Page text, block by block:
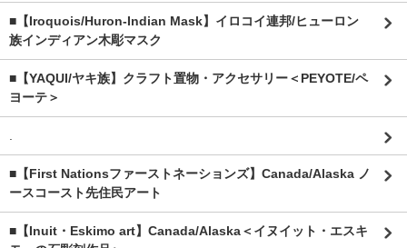
■【Iroquois/Huron-Indian Mask】イロコイ連邦/ヒューロン
族インディアン木彫マスク
■【YAQUI/ヤキ族】クラフト置物・アクセサリー＜PEYOTE/ペ
ヨーテ＞
.
■【First Nationsファーストネーションズ】Canada/Alaska ノ
ースコースト先住民アート
■【Inuit・Eskimo art】Canada/Alaska＜イヌイット・エスキ